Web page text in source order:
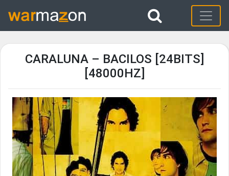
CARALUNA – BACILOS [24BITS]
[48000HZ]